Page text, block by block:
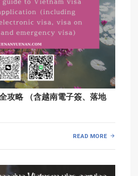
攻略 （含越南電子簽、落地
READ MORE